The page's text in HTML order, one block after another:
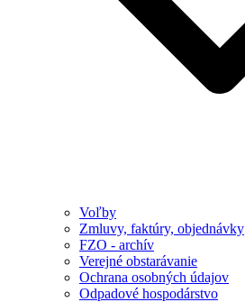
Voľby
Zmluvy, faktúry, objednávky
FZO - archív
Verejné obstarávanie
Ochrana osobných údajov
Odpadové hospodárstvo